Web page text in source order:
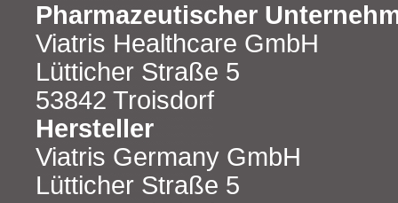
Pharmazeutischer
Viatris Healthcare GmbH
Lütticher Straße 5
53842 Troisdorf
Hersteller
Viatris Germany GmbH
Lütticher Straße 5